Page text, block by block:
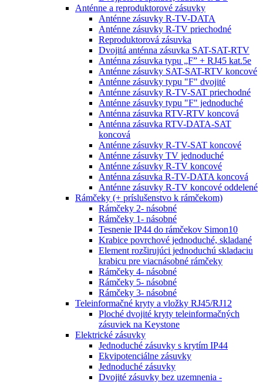
Anténne a reproduktorové zásuvky
Anténne zásuvky R-TV-DATA
Anténne zásuvky R-TV priechodné
Reproduktorová zásuvka
Dvojitá anténna zásuvka SAT-SAT-RTV
Anténna zásuvka typu „F” + RJ45 kat.5e
Anténne zásuvky SAT-SAT-RTV koncové
Anténne zásuvky typu "F" dvojité
Anténne zásuvky R-TV-SAT priechodné
Anténne zásuvky typu "F" jednoduché
Anténna zásuvka RTV-RTV koncová
Anténna zásuvka RTV-DATA-SAT
koncová
Anténne zásuvky R-TV-SAT koncové
Anténne zásuvky TV jednoduché
Anténne zásuvky R-TV koncové
Anténna zásuvka R-TV-DATA koncová
Anténne zásuvky R-TV koncové oddelené
Rámčeky (+ príslušenstvo k rámčekom)
Rámčeky 2- násobné
Rámčeky 1- násobné
Tesnenie IP44 do rámčekov Simon10
Krabice povrchové jednoduché, skladané
Element rozširujúci jednoduchú skladaciu
krabicu pre viacnásobné rámčeky
Rámčeky 4- násobné
Rámčeky 5- násobné
Rámčeky 3- násobné
Teleinformačné kryty a vložky RJ45/RJ12
Ploché dvojité kryty teleinformačných
zásuviek na Keystone
Elektrické zásuvky
Jednoduché zásuvky s krytím IP44
Ekvipotenciálne zásuvky
Jednoduché zásuvky
Dvojité zásuvky bez uzemnenia -